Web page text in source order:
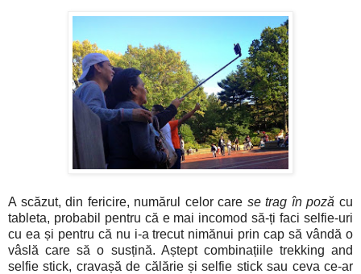
A scăzut, din fericire, numărul celor care se trag în poză cu
tableta, probabil pentru că e mai incomod să-ți faci selfie-uri
cu ea și pentru că nu i-a trecut nimănui prin cap să vândă o
vâslă care să o susțină. Aștept combinațiile trekking and
selfie stick, cravașă de călărie și selfie stick sau ceva ce-ar